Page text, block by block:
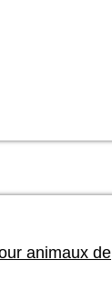
animaux de